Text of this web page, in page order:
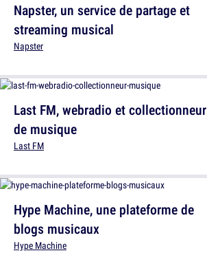
Last FM, webradio et collectionneur
de musique
Last FM
Napster, un service de partage et
streaming musical
Napster
Hype Machine, une plateforme de
blogs musicaux
Hype Machine